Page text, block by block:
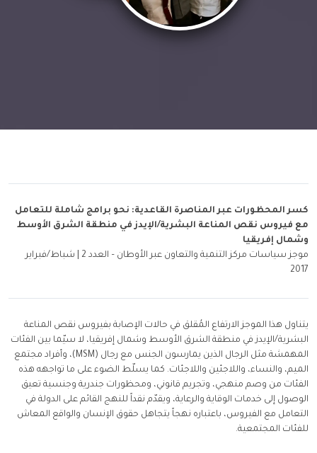
كسر المحظورات عبر المناصرة القاعدية: نحو برامج شاملة للتعامل
مع فيروس نقص المناعة البشرية/الإيدز في منطقة الشرق الأوسط
وشمال إفريقيا
موجز سياسات مركز التنمية والتعاون عبر الأوطان – العدد 2 | شباط/فبراير
2017
يتناول هذا الموجز الارتفاع المُقلق في حالات الإصابة بفيروس نقص المناعة
البشرية/الإيدز في منطقة الشرق الأوسط وشمال إفريقيا، لا سيّما بين الفئات
المهمشة مثل الرجال الذين يمارسون الجنس مع رجال (MSM)، وأفراد مجتمع
الميم، والنساء، واللاجئين واللاجئات. كما يسلّط الضوء على ما تواجهه هذه
الفئات من وصم منهجي، وتجريم قانوني، ومحظورات جندرية وجنسية تعيق
الوصول إلى خدمات الوقاية والرعاية، ويقدّم نقداً للنهج القائم على الدولة في
التعامل مع الفيروس، باعتباره نهجاً يتجاهل حقوق الإنسان والواقع المعاش
للفئات المجتمعية.